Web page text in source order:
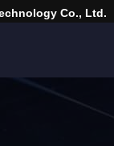
Co., Ltd.